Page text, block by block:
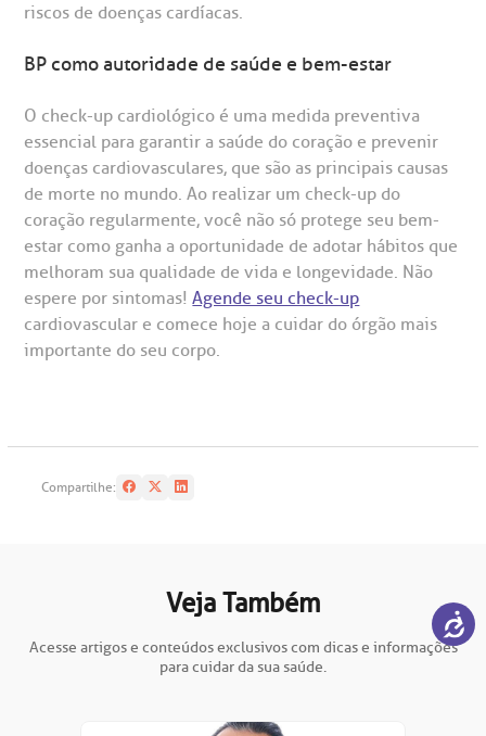
riscos de doenças cardíacas.
BP como autoridade de saúde e bem-estar
O check-up cardiológico é uma medida preventiva
essencial para garantir a saúde do coração e prevenir
doenças cardiovasculares, que são as principais causas
de morte no mundo. Ao realizar um check-up do
coração regularmente, você não só protege seu bem-
estar como ganha a oportunidade de adotar hábitos que
melhoram sua qualidade de vida e longevidade. Não
espere por sintomas!Agende seu check-up
cardiovascular e comece hoje a cuidar do órgão mais
importante do seu corpo.
Compartilhe:
Veja Também
Acesse artigos e conteúdos exclusivos com dicas e informações
para cuidar da sua saúde.